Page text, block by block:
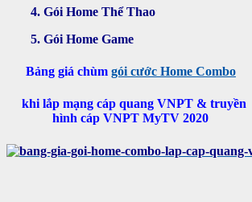
4. Gói Home Thể Thao
5. Gói Home Game
Bảng giá chùm gói cước Home Combo
khi lắp mạng cáp quang VNPT & truyền
hình cáp VNPT MyTV 2020